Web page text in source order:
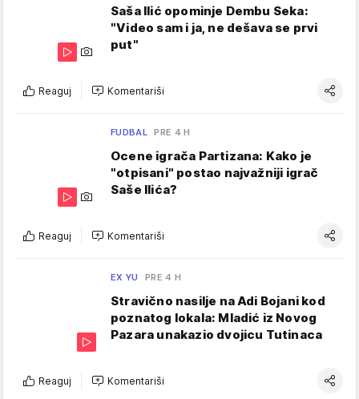
Saša Ilić opominje Dembu Seka:
"Video sam i ja, ne dešava se prvi
put"
Reaguj Komentariši
FUDBAL PRE 4 H
Ocene igrača Partizana: Kako je
"otpisani" postao najvažniji igrač
Saše Ilića?
Reaguj Komentariši
EX YU PRE 4 H
Stravično nasilje na Adi Bojani kod
poznatog lokala: Mladić iz Novog
Pazara unakazio dvojicu Tutinaca
Reaguj Komentariši